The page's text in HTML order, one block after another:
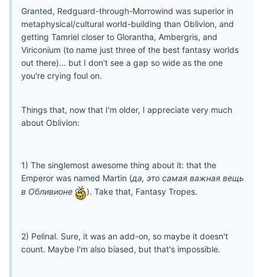
Granted, Redguard-through-Morrowind was superior in
metaphysical/cultural world-building than Oblivion, and
getting Tamriel closer to Glorantha, Ambergris, and
Viriconium (to name just three of the best fantasy worlds
out there)... but I don't see a gap so wide as the one
you're crying foul on.
Things that, now that I'm older, I appreciate very much
about Oblivion:
1) The singlemost awesome thing about it: that the
Emperor was named Martin (да, это самая важная вещь
в Обливионе
). Take that, Fantasy Tropes.
2) Pelinal. Sure, it was an add-on, so maybe it doesn't
count. Maybe I'm also biased, but that's impossible.